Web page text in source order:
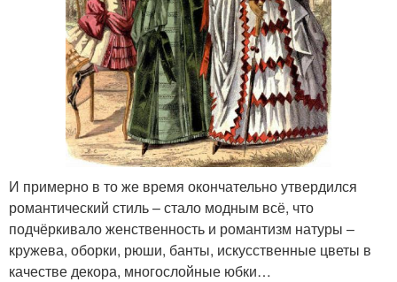
И примерно в то же время окончательно утвердился
романтический стиль – стало модным всё, что
подчёркивало женственность и романтизм натуры –
кружева, оборки, рюши, банты, искусственные цветы в
качестве декора, многослойные юбки…